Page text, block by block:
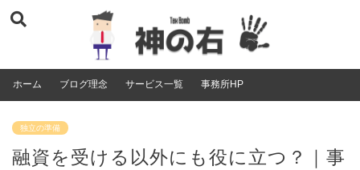
ホーム ブログ理念 サービス一覧 事務所HP
独立の準備
融資を受ける以外にも役に立つ？｜事